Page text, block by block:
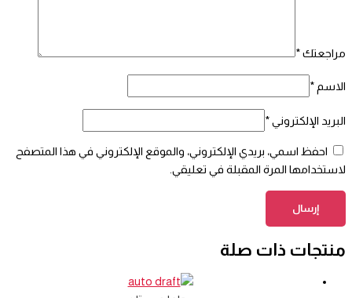
مراجعتك*
الاسم *
البريد الإلكتروني*
احفظ اسمي، بريدي الإلكتروني، والموقع الإلكتروني في هذا المتصفح
لاستخدامها المرة المقبلة في تعليقي.
منتجات ذات صلة